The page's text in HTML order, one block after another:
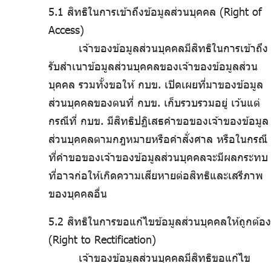
5.1 สิทธิในการเข้าถึงข้อมูลส่วนบุคคล (Right of
Access)
เจ้าของข้อมูลส่วนบุคคลมีสิทธิในการเข้าถึง
รับสำเนาข้อมูลส่วนบุคคลของเจ้าของข้อมูลส่วน
บุคคล รวมทั้งขอให้ กบข. เปิดเผยที่มาของข้อมูล
ส่วนบุคคลของตนที่ กบข. เก็บรวบรวมอยู่ เว้นแต่
กรณีที่ กบข. มีสิทธิปฏิเสธคำขอของเจ้าของข้อมูล
ส่วนบุคคลตามกฎหมายหรือคำสั่งศาล หรือในกรณี
ที่คำขอของเจ้าของข้อมูลส่วนบุคคลจะมีผลกระทบ
ที่อาจก่อให้เกิดความเสียหายต่อสิทธิและเสรีภาพ
ของบุคคลอื่น
5.2 สิทธิในการขอแก้ไขข้อมูลส่วนบุคคลให้ถูกต้อง
(Right to Rectification)
เจ้าของข้อมูลส่วนบุคคลมีสิทธิขอแก้ไข